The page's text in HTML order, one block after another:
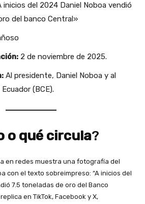
inicios del 2024 Daniel Noboa vendió
del banco Central»
2 de noviembre de 2025.
Al presidente, Daniel Noboa y al
(BCE).
o qué circula?
en redes muestra una fotografía del
con el texto sobreimpreso: “A inicios del
7.5 toneladas de oro del Banco
en TikTok, Facebook y X,